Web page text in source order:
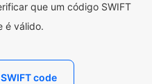
que um código SWIFT
é válido.
code